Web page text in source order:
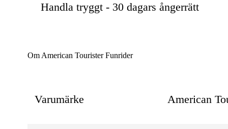
Handla tryggt - 30 dagars ångerrätt
Om American Tourister Funrider
Varumärke American